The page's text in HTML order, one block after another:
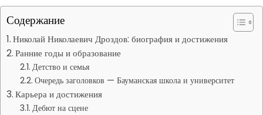
Содержание
Николай Николаевич Дроздов: биография и достижения
Ранние годы и образование
Детство и семья
Очередь заголовков — Бауманская школа и университет
Карьера и достижения
Дебют на сцене